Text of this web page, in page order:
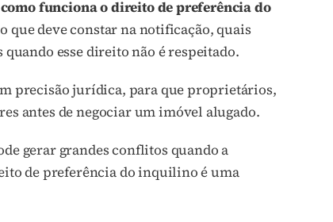
como funciona o direito de preferência do
que deve constar na notificação, quais
esse direito não é respeitado.
precisão jurídica, para que proprietários,
antes de negociar um imóvel alugado.
gerar grandes conflitos quando a
de preferência do inquilino é uma